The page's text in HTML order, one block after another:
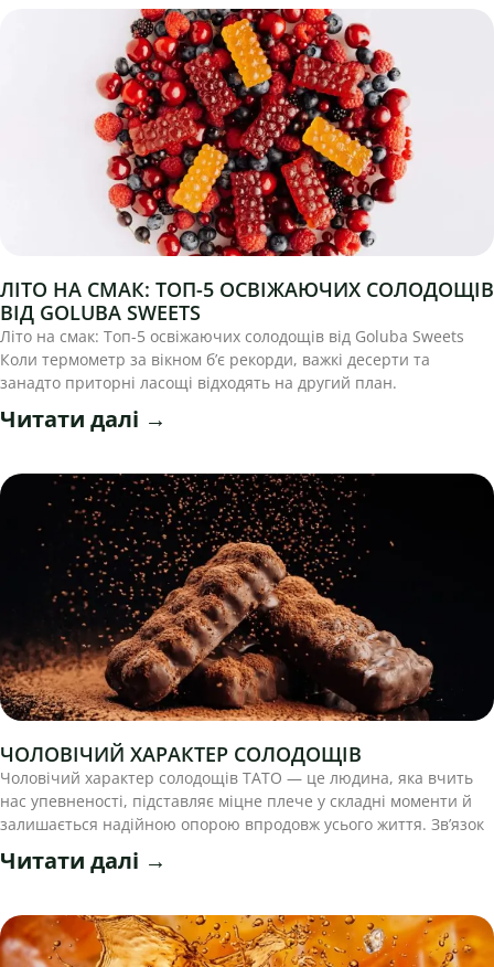
ЛІТО НА СМАК: ТОП-5 ОСВІЖАЮЧИХ СОЛОДОЩІВ
ВІД GOLUBA SWEETS
Літо на смак: Топ-5 освіжаючих солодощів від Goluba Sweets
Коли термометр за вікном б’є рекорди, важкі десерти та
занадто приторні ласощі відходять на другий план.
Читати далі →
ЧОЛОВІЧИЙ ХАРАКТЕР СОЛОДОЩІВ
Чоловічий характер солодощів ТАТО — це людина, яка вчить
нас упевненості, підставляє міцне плече у складні моменти й
залишається надійною опорою впродовж усього життя. Зв’язок
Читати далі →